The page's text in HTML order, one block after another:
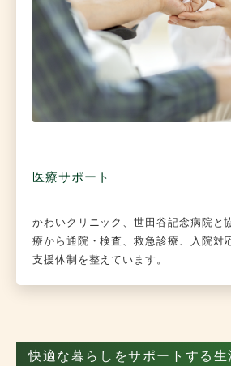
医療サポート
かわいクリニック、世田谷記念病院と
療から通院・検査、救急診療、入院対
支援体制を整えています。
快適な暮らしをサポートする生